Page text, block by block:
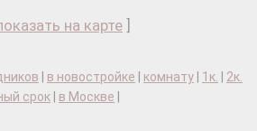
на карте
в новостройке комнату 1к.
2к.
срок в Москве